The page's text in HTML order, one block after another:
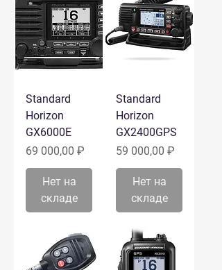
Standard
Horizon
GX6000E
Цена
69 000,00 ₽
Нет на
складе
Standard
Horizon
GX2400GPS
Цена
59 000,00 ₽
Нет на
складе